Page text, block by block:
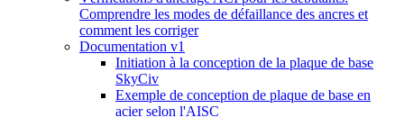
Comprendre les modes de défaillance des ancres et
comment les corriger
Documentation v1
Initiation à la conception de la plaque de base
SkyCiv
Exemple de conception de plaque de base en
acier selon l'AISC